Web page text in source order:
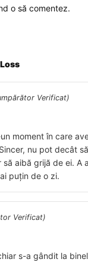
Verificat)
moment în care
nu pot decât
aibă grijă de ei. A
puțin de o zi.
Verificat)
s-a gândit la
o să comentez.